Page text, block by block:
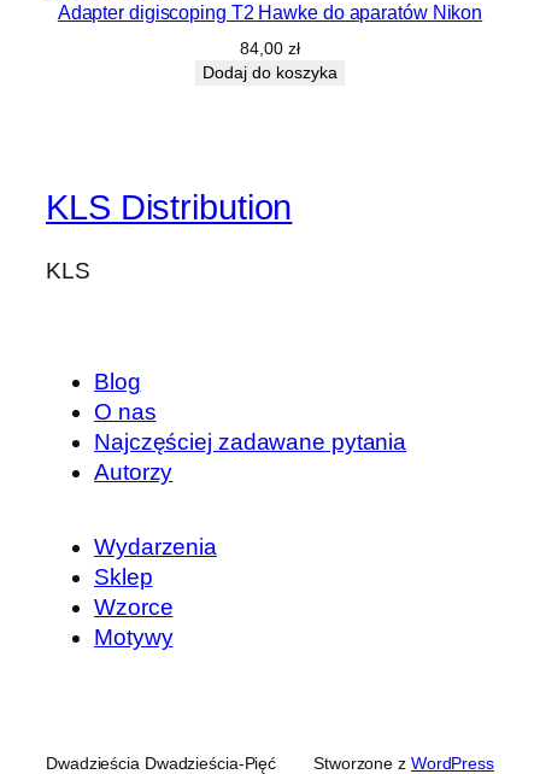
Adapter digiscoping T2 Hawke do aparatów Nikon
84,00 zł
Dodaj do koszyka
KLS Distribution
KLS
Blog
O nas
Najczęściej zadawane pytania
Autorzy
Wydarzenia
Sklep
Wzorce
Motywy
Dwadzieścia Dwadzieścia-Pięć Stworzone z WordPress